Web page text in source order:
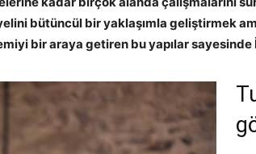
bütüncül bir yaklaşımla geliştirmek
bir araya getiren bu yapılar